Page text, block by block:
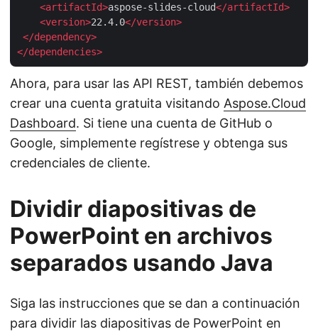
<artifactId>aspose-slides-cloud</artifactId>
<version>22.4.0</version>
</dependency>
</dependencies>
Ahora, para usar las API REST, también debemos
crear una cuenta gratuita visitando Aspose.Cloud
Dashboard. Si tiene una cuenta de GitHub o
Google, simplemente regístrese y obtenga sus
credenciales de cliente.
Dividir diapositivas de
PowerPoint en archivos
separados usando Java
Siga las instrucciones que se dan a continuación
para dividir las diapositivas de PowerPoint en